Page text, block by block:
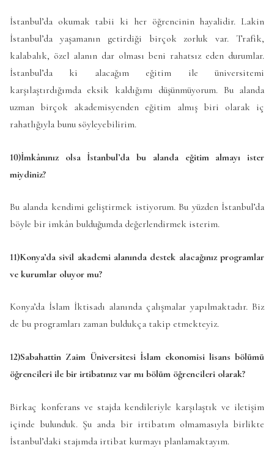
İstanbul’da okumak tabii ki her öğrencinin hayalidir. Lakin
İstanbul’da yaşamanın getirdiği birçok zorluk var. Trafik,
kalabalık, özel alanın dar olması beni rahatsız eden durumlar.
İstanbul’da ki alacağım eğitim ile üniversitemi
karşılaştırdığımda eksik kaldığımı düşünmüyorum. Bu alanda
uzman birçok akademisyenden eğitim almış biri olarak iç
rahatlığıyla bunu söyleyebilirim.
10)İmkânınız olsa İstanbul’da bu alanda eğitim almayı ister
miydiniz?
Bu alanda kendimi geliştirmek istiyorum. Bu yüzden İstanbul’da
böyle bir imkân bulduğumda değerlendirmek isterim.
11)Konya’da sivil akademi alanında destek alacağınız programlar
ve kurumlar oluyor mu?
Konya’da İslam İktisadı alanında çalışmalar yapılmaktadır. Biz
de bu programları zaman buldukça takip etmekteyiz.
12)Sabahattin Zaim Üniversitesi İslam ekonomisi lisans bölümü
öğrencileri ile bir irtibatınız var mı bölüm öğrencileri olarak?
Birkaç konferans ve stajda kendileriyle karşılaştık ve iletişim
içinde bulunduk. Şu anda bir irtibatım olmamasıyla birlikte
İstanbul’daki stajımda irtibat kurmayı planlamaktayım.